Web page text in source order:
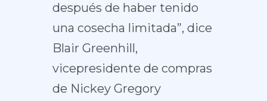
después de haber tenido
una cosecha limitada”, dice
Blair Greenhill,
vicepresidente de compras
de Nickey Gregory